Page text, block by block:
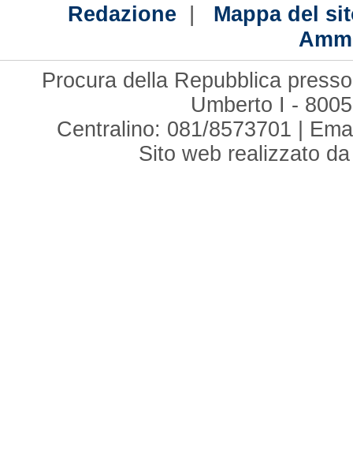
Redazione | Mappa del
Procura della Repubblica
Umberto I -
Centralino: 081/8573701 |
Sito web realizzato